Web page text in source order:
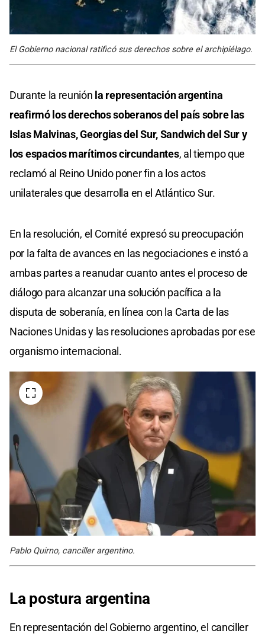
El Gobierno nacional ratificó sus derechos sobre el archipiélago.
Durante la reunión la representación argentina
reafirmó los derechos soberanos del país sobre las
Islas Malvinas, Georgias del Sur, Sandwich del Sur y
los espacios marítimos circundantes, al tiempo que
reclamó al Reino Unido poner fin a los actos
unilaterales que desarrolla en el Atlántico Sur.
En la resolución, el Comité expresó su preocupación
por la falta de avances en las negociaciones e instó a
ambas partes a reanudar cuanto antes el proceso de
diálogo para alcanzar una solución pacífica a la
disputa de soberanía, en línea con la Carta de las
Naciones Unidas y las resoluciones aprobadas por ese
organismo internacional.
Pablo Quirno, canciller argentino.
La postura argentina
En representación del Gobierno argentino, el canciller